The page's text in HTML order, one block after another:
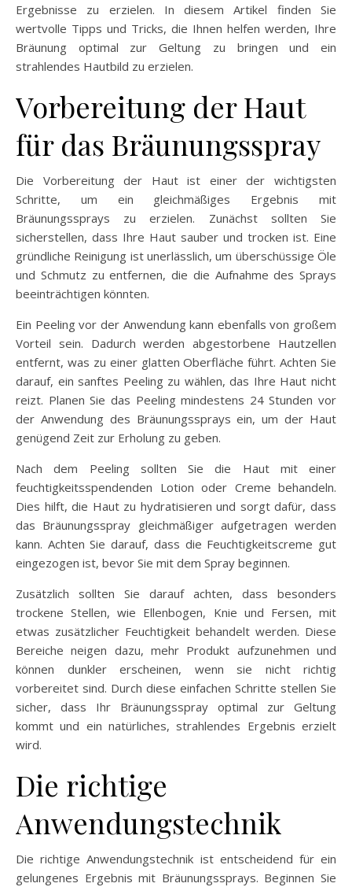
Ergebnisse zu erzielen. In diesem Artikel finden Sie
wertvolle Tipps und Tricks, die Ihnen helfen werden, Ihre
Bräunung optimal zur Geltung zu bringen und ein
strahlendes Hautbild zu erzielen.
Vorbereitung der Haut
für das Bräunungsspray
Die Vorbereitung der Haut ist einer der wichtigsten
Schritte, um ein gleichmäßiges Ergebnis mit
Bräunungssprays zu erzielen. Zunächst sollten Sie
sicherstellen, dass Ihre Haut sauber und trocken ist. Eine
gründliche Reinigung ist unerlässlich, um überschüssige Öle
und Schmutz zu entfernen, die die Aufnahme des Sprays
beeinträchtigen könnten.
Ein Peeling vor der Anwendung kann ebenfalls von großem
Vorteil sein. Dadurch werden abgestorbene Hautzellen
entfernt, was zu einer glatten Oberfläche führt. Achten Sie
darauf, ein sanftes Peeling zu wählen, das Ihre Haut nicht
reizt. Planen Sie das Peeling mindestens 24 Stunden vor
der Anwendung des Bräunungssprays ein, um der Haut
genügend Zeit zur Erholung zu geben.
Nach dem Peeling sollten Sie die Haut mit einer
feuchtigkeitsspendenden Lotion oder Creme behandeln.
Dies hilft, die Haut zu hydratisieren und sorgt dafür, dass
das Bräunungsspray gleichmäßiger aufgetragen werden
kann. Achten Sie darauf, dass die Feuchtigkeitscreme gut
eingezogen ist, bevor Sie mit dem Spray beginnen.
Zusätzlich sollten Sie darauf achten, dass besonders
trockene Stellen, wie Ellenbogen, Knie und Fersen, mit
etwas zusätzlicher Feuchtigkeit behandelt werden. Diese
Bereiche neigen dazu, mehr Produkt aufzunehmen und
können dunkler erscheinen, wenn sie nicht richtig
vorbereitet sind. Durch diese einfachen Schritte stellen Sie
sicher, dass Ihr Bräunungsspray optimal zur Geltung
kommt und ein natürliches, strahlendes Ergebnis erzielt
wird.
Die richtige
Anwendungstechnik
Die richtige Anwendungstechnik ist entscheidend für ein
gelungenes Ergebnis mit Bräunungssprays. Beginnen Sie